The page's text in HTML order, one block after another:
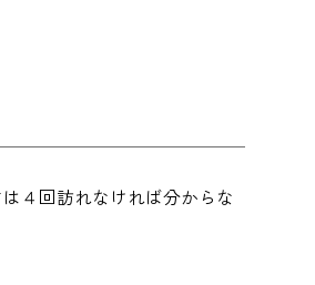
４回訪れなければ分からな